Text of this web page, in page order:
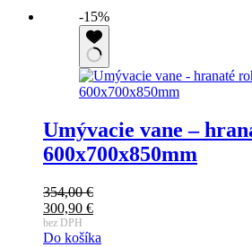
-15%
Umývacie vane –
600x700x850mm
354,00€
300,90 €
bez DPH
Do košíka